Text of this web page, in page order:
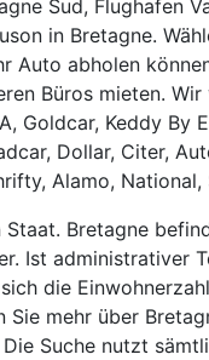
Sud, Flughafen
in Bretagne.
Auto abholen
Büros mieten.
Goldcar, Keddy By
Dollar, Citer,
Alamo, National,
Bretagne
Ist administrativer
die
mehr über
Suche nutzt